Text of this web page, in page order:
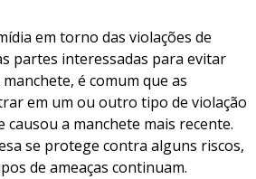
em torno das violações de
partes interessadas para evitar
é comum que as
em um ou outro tipo de violação
causou a manchete mais recente.
se protege contra alguns riscos,
de ameaças continuam.